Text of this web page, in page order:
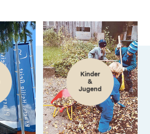
Kinder
&
Jugend